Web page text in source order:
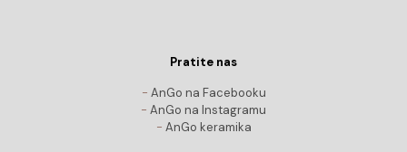
Pratite nas
- AnGo na Facebooku
- AnGo na Instagramu
- AnGo keramika